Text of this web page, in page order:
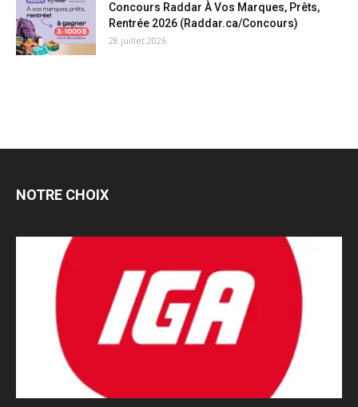
Concours Raddar À Vos Marques, Prêts,
Rentrée 2026 (Raddar.ca/Concours)
28 juillet 2026
NOTRE CHOIX